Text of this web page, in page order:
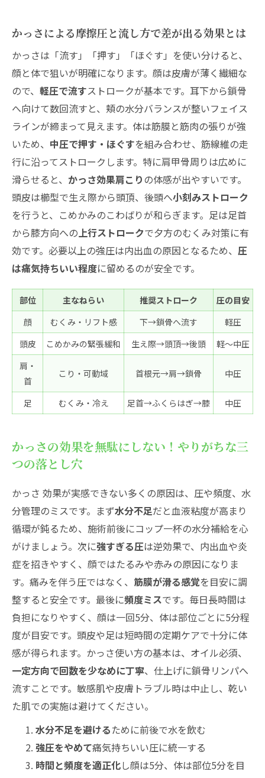
ムのメリットと限界
口コミや体験談ではっきり分かる！かっさの効
果の変化と続けた末のリアル
一週間や四週間でここまで変わる！かっさ
効果の体感図
「本当に信頼できる」口コミの見極め術
かっさ効果を最大化！無理なく続くルーチンと
賢いタイミング活用法
朝3分・夜5分！時短で続くかっさ効果実感
ルーチン
よくある質問でモヤモヤ解消！かっさの効果を
安全に引き出す極意
かっさは毎日使って大丈夫？頻度の正解を
伝授
ほうれい線やたるみに本当に効く？かっさ
効果の現実と続けるヒント
かっさおすすめアイテム徹底比較！自分にぴっ
材選び
ろと注意点
かっさによる摩擦圧と流し方で差が出る効果とは
かっさは「流す」「押す」「ほぐす」を使い分けると、
顔と体で狙いが明確になります。顔は皮膚が薄く繊細な
ので、 軽圧で流すストロークが基本です。耳下から鎖骨
へ向けて数回流すと、頬の水分バランスが整いフェイス
ラインが締まって見えます。体は筋膜と筋肉の張りが強
いため、 中圧で押す・ほぐすを組み合わせ、筋線維の走
行に沿ってストロークします。特に肩甲骨周りは広めに
滑らせると、 かっさ効果肩こり の体感が出やすいです。
頭皮は櫛型で生え際から頭頂、後頭へ小刻みストローク
を行うと、こめかみのこわばりが和らぎます。足は足首
から膝方向への上行ストロークで夕方のむくみ対策に有
効です。必要以上の強圧は内出血の原因となるため、 圧
は痛気持ちいい程度に留めるのが安全です。
部位 主なねらい 推奨ストローク
圧の目安
顔
むくみ・リフト感 下→鎖骨へ流す
軽圧
頭皮
こめかみの緊張緩和 生え際→頭頂→後頭
軽〜中圧
肩・
首
こり・可動域 首根元→肩→鎖骨 中圧
足 むくみ・冷え 足首→ふくらはぎ→膝 中圧
かっさの効果を無駄にしない！やりがちな三
つの落とし穴
かっさ 効果が実感できない多くの原因は、圧や頻度、水
分管理のミスです。まず水分不足だと血液粘度が高まり
循環が鈍るため、施術前後にコップ一杯の水分補給を心
がけましょう。次に強すぎる圧は逆効果で、内出血や炎
症を招きやすく、顔ではたるみや赤みの原因になりま
す。痛みを伴う圧ではなく、 筋膜が滑る感覚を目安に調
整すると安全です。最後に頻度ミスです。毎日長時間は
負担になりやすく、顔は一回5分、体は部位ごとに5分程
度が目安です。頭皮や足は短時間の定期ケアで十分に体
感が得られます。かっさ使い方の基本は、オイル必須、
一定方向で回数を少なめに丁寧、仕上げに鎖骨リンパへ
流すことです。敏感肌や皮膚トラブル時は中止し、乾い
た肌での実施は避けてください。
水分不足を避けるために前後で水を飲む
強圧をやめて痛気持ちいい圧に統一する
時間と頻度を適正化し顔は5分、体は部位5分を目